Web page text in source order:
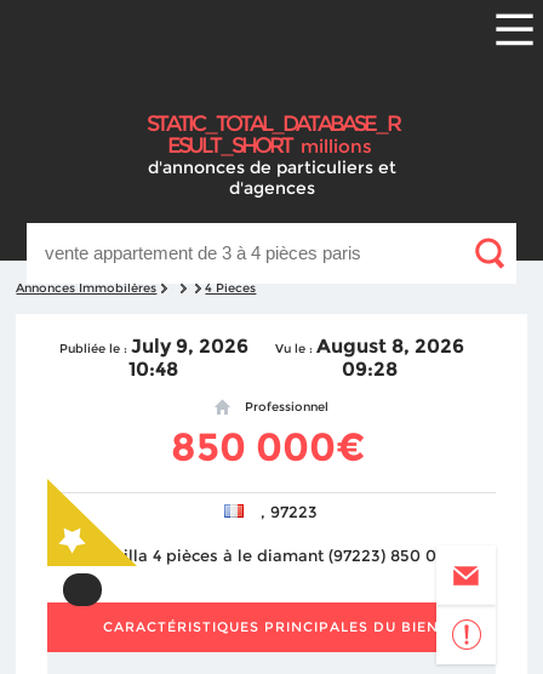
STAT
I
C_TOTA
L_DATABAS
E_R
ESUL
T_SHOR
T millions
d'annonces de particuliers et
d'agences
Annonces Immobilères 4 Pieces
Publiée le : July 9, 2026
10:48
Vu le :August 8, 2026
09:28
Professionnel
850 000€
, 97223
CARACTÉRISTIQUES PRINCIPALES DU BIEN